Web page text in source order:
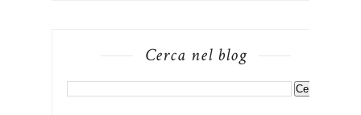
Cerca nel blog